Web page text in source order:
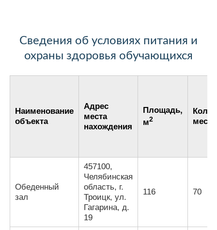
Сведения об условиях питания и
охраны здоровья обучающихся
Наименование
объекта
Адрес
места
нахождения
Площадь,
м2
мест
Обеденный
зал
457100,
Челябинская
область, г.
Троицк, ул.
Гагарина, д.
19
116 70